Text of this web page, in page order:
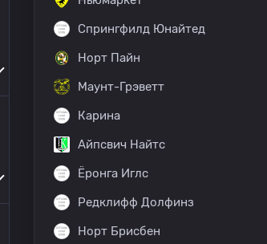
Спрингфилд Юнайтед
Норт Пайн
Маунт-Грэветт
Карина
Айпсвич Найтс
Ёронга Иглс
Редклифф Долфинз
Норт Брисбен